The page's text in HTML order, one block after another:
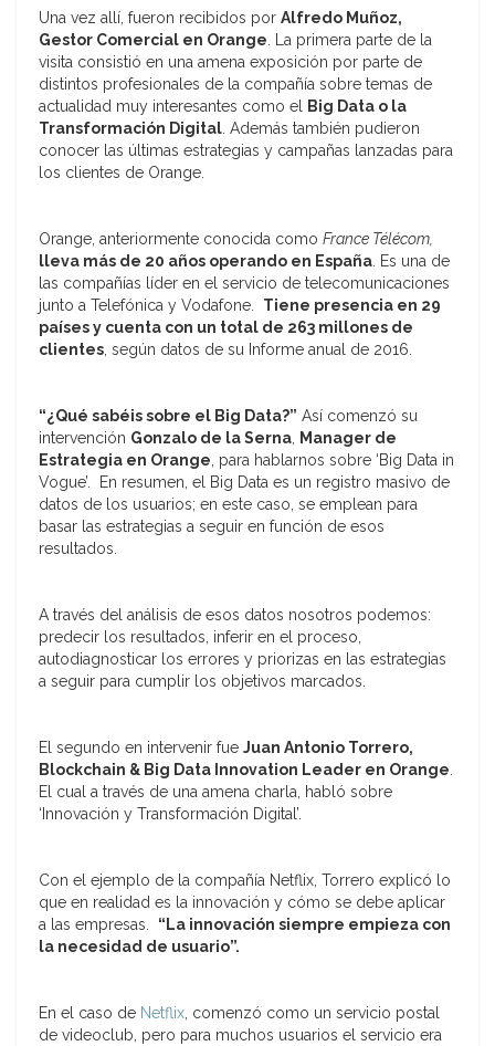
Una vez allí, fueron recibidos por Alfredo Muñoz,
Gestor Comercial en Orange. La primera parte de la
visita consistió en una amena exposición por parte de
distintos profesionales de la compañía sobre temas de
actualidad muy interesantes como el Big Data o la
Transformación Digital. Además también pudieron
conocer las últimas estrategias y campañas lanzadas para
los clientes de Orange.
Orange, anteriormente conocida como France Télécom,
lleva más de 20 años operando en España. Es una de
las compañías líder en el servicio de telecomunicaciones
junto a Telefónica y Vodafone. Tiene presencia en 29
países y cuenta con un total de 263 millones de
clientes, según datos de su Informe anual de 2016.
“¿Qué sabéis sobre el Big Data?” Así comenzó su
intervención Gonzalo de la Serna, Manager de
Estrategia en Orange, para hablarnos sobre ‘Big Data in
Vogue’. En resumen, el Big Data es un registro masivo de
datos de los usuarios; en este caso, se emplean para
basar las estrategias a seguir en función de esos
resultados.
A través del análisis de esos datos nosotros podemos:
predecir los resultados, inferir en el proceso,
autodiagnosticar los errores y priorizas en las estrategias
a seguir para cumplir los objetivos marcados.
El segundo en intervenir fue Juan Antonio Torrero,
Blockchain & Big Data Innovation Leader en Orange.
El cual a través de una amena charla, habló sobre
‘Innovación y Transformación Digital’.
Con el ejemplo de la compañía Netflix, Torrero explicó lo
que en realidad es la innovación y cómo se debe aplicar
a las empresas. “La innovación siempre empieza con
la necesidad de usuario”.
En el caso de Netflix, comenzó como un servicio postal
de videoclub, pero para muchos usuarios el servicio era